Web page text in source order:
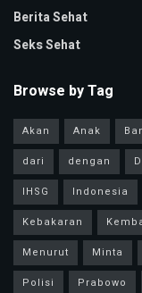
Berita Sehat
Seks Sehat
Browse by Tag
Akan Anak
dari
dengan
IHSG
Indonesia
Kebakaran
Menurut
Minta
Polisi
Prabowo